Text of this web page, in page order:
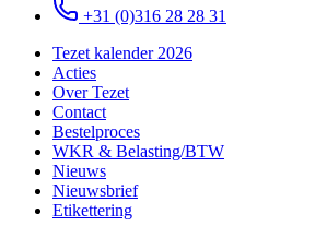
+31 (0)316 28 28 31
Tezet kalender 2026
Acties
Over Tezet
Contact
Bestelproces
WKR & Belasting/BTW
Nieuws
Nieuwsbrief
Etikettering